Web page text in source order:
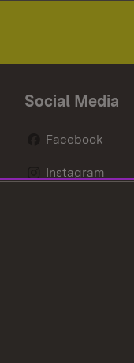
Social Media
Facebook
Instagram